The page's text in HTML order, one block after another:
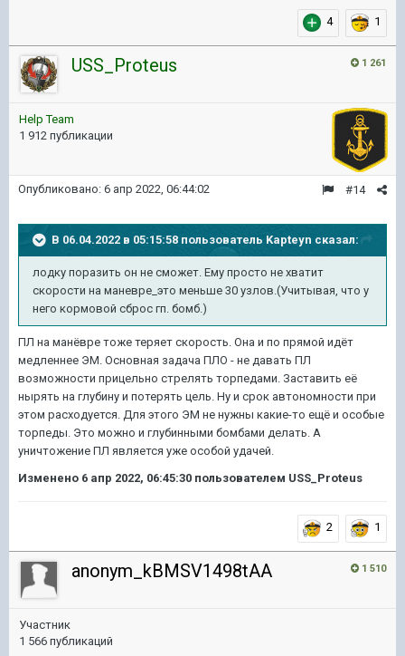
4 1
1 261
USS_Proteus
Help Team
1 912 публикации
#14
Опубликовано: 6 апр 2022, 06:44:02
В 06.04.2022 в 05:15:58 пользователь Kapteyn сказал:
лодку поразить он не сможет. Ему просто не хватит
скорости на маневре_это меньше 30 узлов.(Учитывая, что у
него кормовой сброс гп. бомб.)
ПЛ на манёвре тоже теряет скорость. Она и по прямой идёт
медленнее ЭМ. Основная задача ПЛО - не давать ПЛ
возможности прицельно стрелять торпедами. Заставить её
нырять на глубину и потерять цель. Ну и срок автономности при
этом расходуется. Для этого ЭМ не нужны какие-то ещё и особые
торпеды. Это можно и глубинными бомбами делать. А
уничтожение ПЛ является уже особой удачей.
Изменено 6 апр 2022, 06:45:30 пользователем USS_Proteus
2 1
1 510
anonym_kBMSV1498tAA
Участник
1 566 публикаций